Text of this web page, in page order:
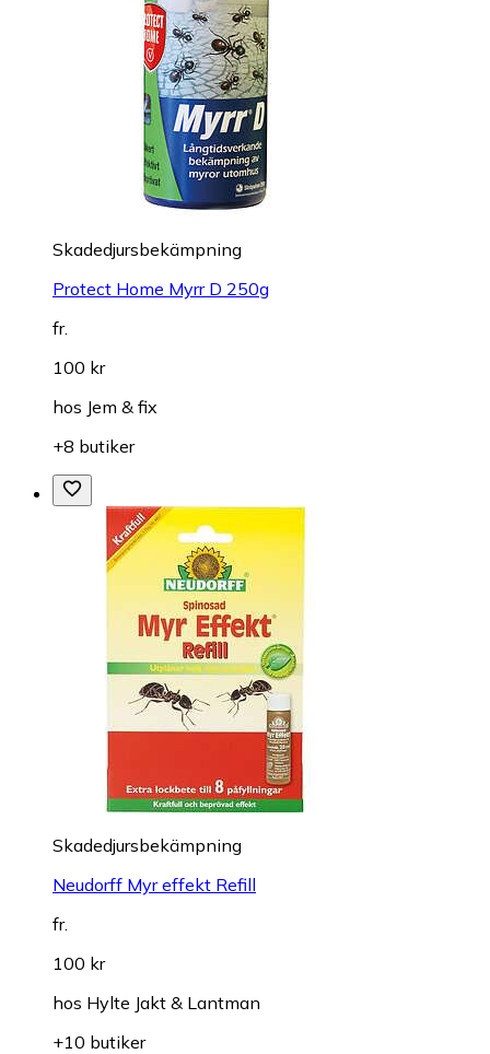
Skadedjursbekämpning
Protect Home Myrr D 250g
fr.
100 kr
hos Jem & fix
+8 butiker
Skadedjursbekämpning
Neudorff Myr effekt Refill
fr.
100 kr
hos Hylte Jakt & Lantman
+10 butiker